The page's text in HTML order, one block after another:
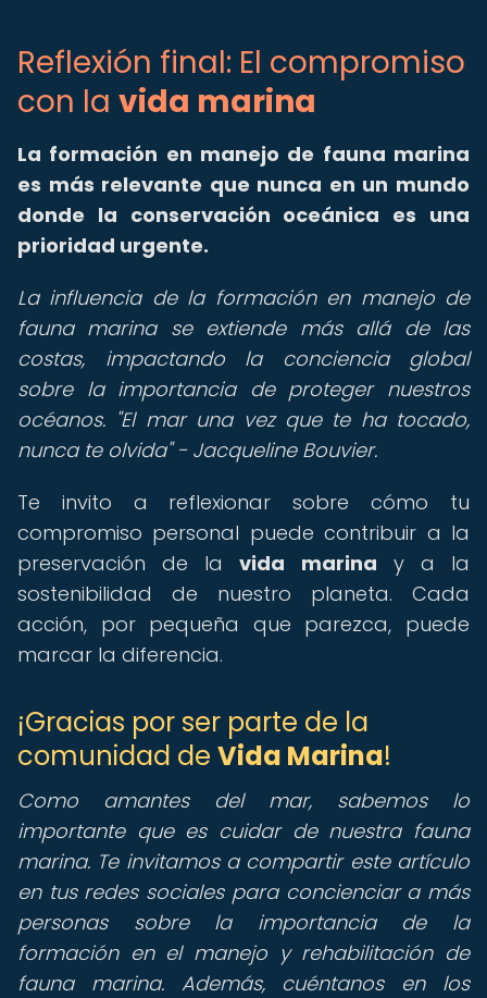
Reflexión final: El compromiso
con la vida marina
La formación en manejo de fauna marina
es más relevante que nunca en un mundo
donde la conservación oceánica es una
prioridad urgente.
La influencia de la formación en manejo de
fauna marina se extiende más allá de las
costas, impactando la conciencia global
sobre la importancia de proteger nuestros
océanos. "El mar una vez que te ha tocado,
nunca te olvida" - Jacqueline Bouvier.
Te invito a reflexionar sobre cómo tu
compromiso personal puede contribuir a la
preservación de lavida marina y a la
sostenibilidad de nuestro planeta. Cada
acción, por pequeña que parezca, puede
marcar la diferencia.
¡Gracias por ser parte de la
comunidad de Vida Marina!
Como amantes del mar, sabemos lo
importante que es cuidar de nuestra fauna
marina. Te invitamos a compartir este artículo
en tus redes sociales para concienciar a más
personas sobre la importancia de la
formación en el manejo y rehabilitación de
fauna marina. Además, cuéntanos en los